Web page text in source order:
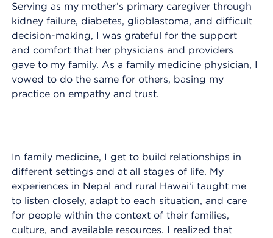
Serving as my mother’s primary caregiver through
kidney failure, diabetes, glioblastoma, and difficult
decision-making, I was grateful for the support
and comfort that her physicians and providers
gave to my family. As a family medicine physician, I
vowed to do the same for others, basing my
practice on empathy and trust.
In family medicine, I get to build relationships in
different settings and at all stages of life. My
experiences in Nepal and rural Hawai‘i taught me
to listen closely, adapt to each situation, and care
for people within the context of their families,
culture, and available resources. I realized that